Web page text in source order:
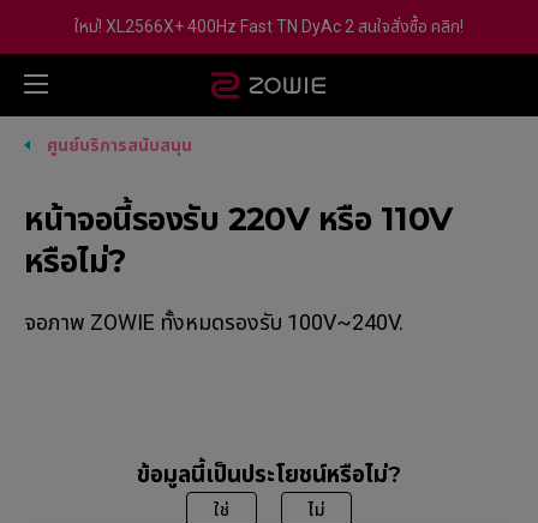
ใหม่! XL2566X+ 400Hz Fast TN DyAc 2 สนใจสั่งซื้อ คลิก!
ศูนย์บริการสนับสนุน
หน้าจอนี้รองรับ 220V หรือ 110V
หรือไม่?
จอภาพ ZOWIE ทั้งหมดรองรับ 100V~240V.
ข้อมูลนี้เป็นประโยชน์หรือไม่?
ใช่ ไม่